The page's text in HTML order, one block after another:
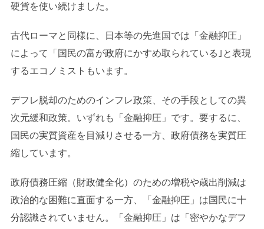
硬貨を使い続けました。
古代ローマと同様に、日本等の先進国では「金融抑圧」
によって「国民の富が政府にかすめ取られている｣と表現
するエコノミストもいます。
デフレ脱却のためのインフレ政策、その手段としての異
次元緩和政策。いずれも「金融抑圧」です。要するに、
国民の実質資産を目減りさせる一方、政府債務を実質圧
縮しています。
政府債務圧縮（財政健全化）のための増税や歳出削減は
政治的な困難に直面する一方、「金融抑圧」は国民に十
分認識されていません。「金融抑圧」は「密やかなデフ